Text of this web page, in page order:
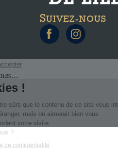
SUIVEZ-NOUS